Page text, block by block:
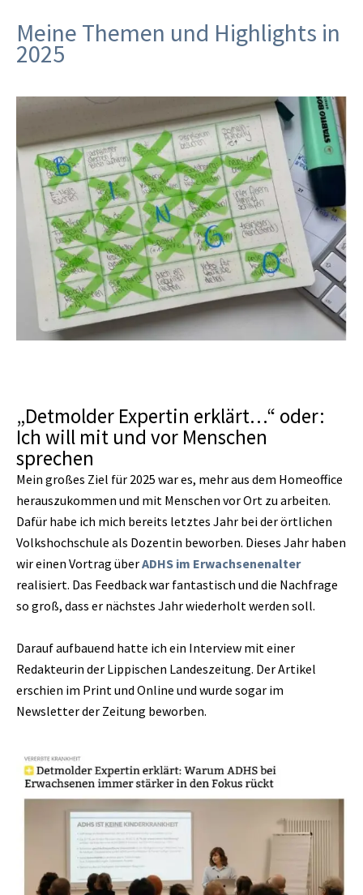
Meine Themen und Highlights in
2025
„Detmolder Expertin erklärt…“ oder:
Ich will mit und vor Menschen
sprechen
Mein großes Ziel für 2025 war es, mehr aus dem Homeoffice
herauszukommen und mit Menschen vor Ort zu arbeiten.
Dafür habe ich mich bereits letztes Jahr bei der örtlichen
Volkshochschule als Dozentin beworben. Dieses Jahr haben
wir einen Vortrag überADHS im Erwachsenenalter
realisiert. Das Feedback war fantastisch und die Nachfrage
so groß, dass er nächstes Jahr wiederholt werden soll.
Darauf aufbauend hatte ich ein Interview mit einer
Redakteurin der Lippischen Landeszeitung. Der Artikel
erschien im Print und Online und wurde sogar im
Newsletter der Zeitung beworben.